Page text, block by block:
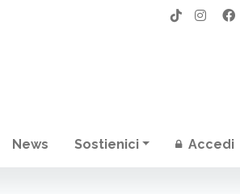
News Sostienici Accedi